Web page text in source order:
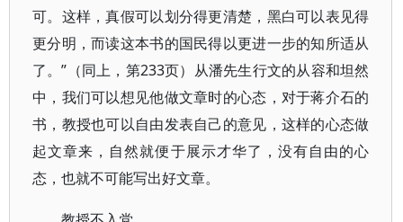
可。这样，真假可以划分得更清楚，黑白可以表见得
更分明，而读这本书的国民得以更进一步的知所适从
了。”（同上，第233页）从潘先生行文的从容和坦然
中，我们可以想见他做文章时的心态，对于蒋介石的
书，教授也可以自由发表自己的意见，这样的心态做
起文章来，自然就便于展示才华了，没有自由的心
态，也就不可能写出好文章。